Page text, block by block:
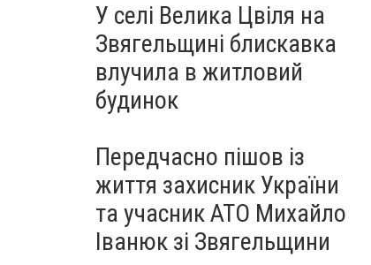
У селі Велика Цвіля на
Звягельщині блискавка
влучила в житловий
будинок
Передчасно пішов із
життя захисник України
та учасник АТО Михайло
Іванюк зі Звягельщини